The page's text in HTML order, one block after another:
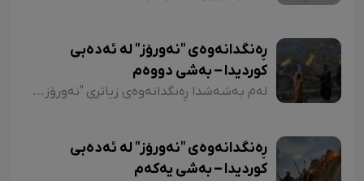
ڕەنگدانەوەی "نەورۆز" لە ئەدەبی
کوردیدا – بەشی دووەم
لەم بەشەشدا ڕەنگدانەوەی زیاتری "نەورۆز" لە شیعر و دەقی کوردیدا دەخەینەڕوو. هەروەها پێویستە ئاماژەش بەوە بکەم کە وێڕای ئەوەی لەم وتارەدا ڕەنگدانەوەی "نەورۆز" لە ئەدەبی کوردیدا دەبینین، ئاوڕێکیش لە شاعیران و نووسەرانمان دەدەینەوە کە بەداخەوە ناوی هەندێکیان بە فەرامۆشی سپێردراون.
ڕەنگدانەوەی "نەورۆز" لە ئەدەبی
کوردیدا – بەشی یەکەم